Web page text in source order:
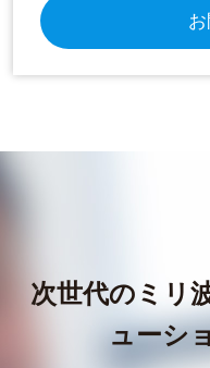
次世代のミリ
ューシ